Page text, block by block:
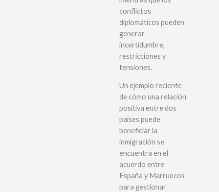
conflictos
diplomáticos pueden
generar
incertidumbre,
restricciones y
tensiones.
Un ejemplo reciente
de cómo una relación
positiva entre dos
países puede
beneficiar la
inmigración se
encuentra en el
acuerdo entre
España y Marruecos
para gestionar